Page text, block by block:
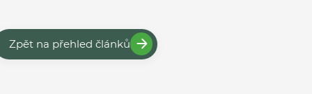
Zpět na přehled článků